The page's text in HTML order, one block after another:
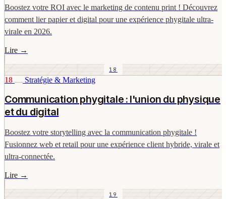
Boostez votre ROI avec le marketing de contenu print ! Découvrez
comment lier papier et digital pour une expérience phygitale ultra-
virale en 2026.
Lire →
18
18 Stratégie & Marketing
Communication phygitale : l'union du physique
et du digital
Boostez votre storytelling avec la communication phygitale !
Fusionnez web et retail pour une expérience client hybride, virale et
ultra-connectée.
Lire →
19